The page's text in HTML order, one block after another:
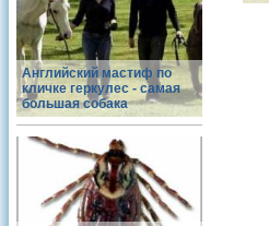
Английский мастиф по
кличке геркулес - самая
большая собака